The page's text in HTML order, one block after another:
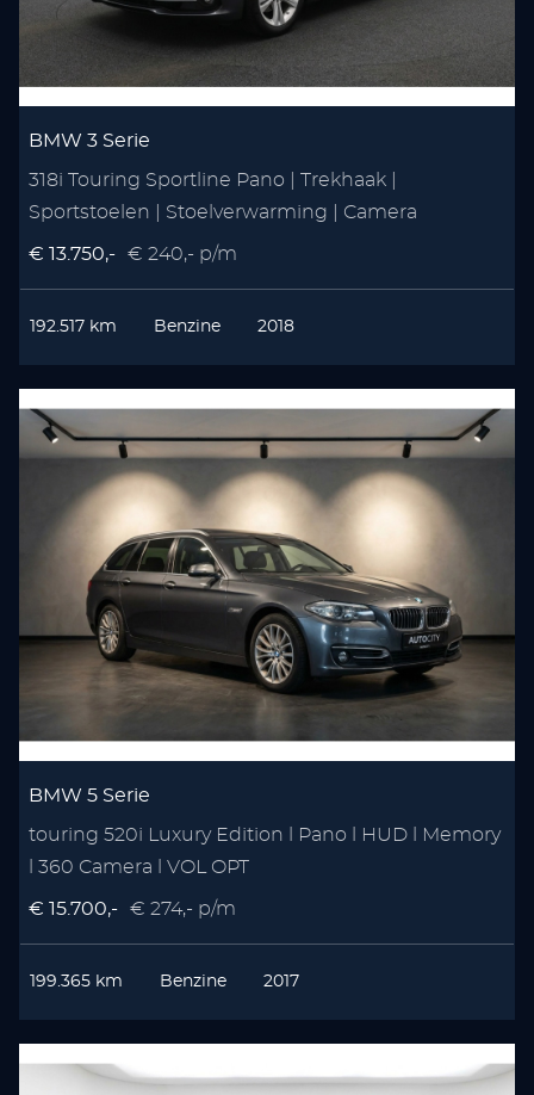
BMW 3 Serie
318i Touring Sportline Pano | Trekhaak |
Sportstoelen | Stoelverwarming | Camera
€ 13.750,- € 240,- p/m
192.517 km Benzine 2018
BMW 5 Serie
touring 520i Luxury Edition l Pano l HUD l Memory
l 360 Camera l VOL OPT
€ 15.700,- € 274,- p/m
199.365 km Benzine 2017